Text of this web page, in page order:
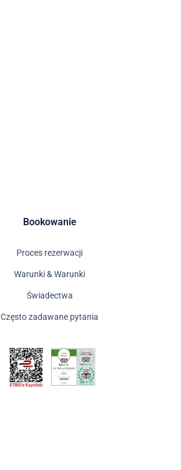
Bookowanie
Proces rezerwacji
Warunki & Warunki
Świadectwa
Często zadawane pytania